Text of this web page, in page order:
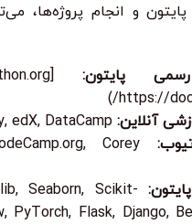
و انجام پروژه‌ها،
پایتون:
آنلاین:
Corey
Seaborn, Scikit-
PyTorch, Flask, Django,